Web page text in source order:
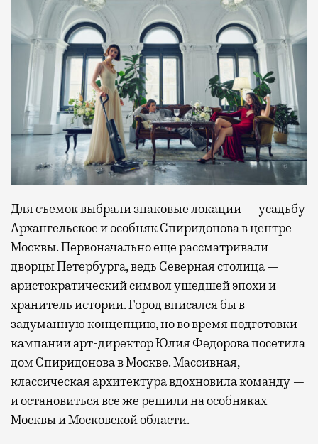
Для съемок выбрали знаковые локации — усадьбу
Архангельское и особняк Спиридонова в центре
Москвы. Первоначально еще рассматривали
дворцы Петербурга, ведь Северная столица —
аристократический символ ушедшей эпохи и
хранитель истории. Город вписался бы в
задуманную концепцию, но во время подготовки
кампании арт-директор Юлия Федорова посетила
дом Спиридонова в Москве. Массивная,
классическая архитектура вдохновила команду —
и остановиться все же решили на особняках
Москвы и Московской области.